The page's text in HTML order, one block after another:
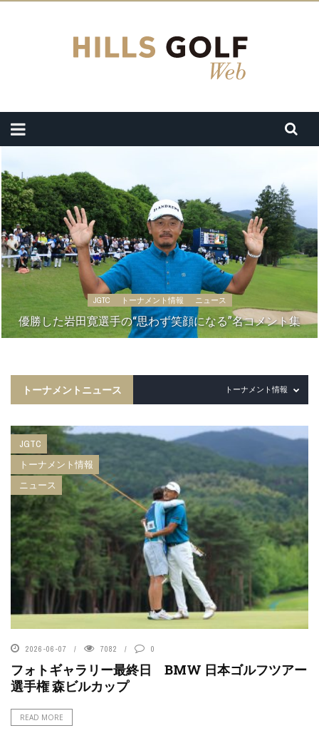
JGTC トーナメント情報 ニュース
優勝した岩田寛選手の“思わず笑顔になる”名コメント集
トーナメントニュース トーナメント情報
JGTC
トーナメント情報
ニュース
2026-06-07 7082 0
フォトギャラリー最終日 BMW 日本ゴルフツアー
選手権 森ビルカップ
READ MORE